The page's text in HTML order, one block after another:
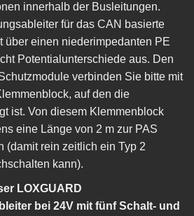
innerhalb der Busleitungen.
für das CAN basierte
über einen niederimpedanten PE
Potentialunterschiede aus. Den
verbinden Sie bitte mit
auf den die
ist. Von diesem Klemmenblock
eine Länge von 2 m zur PAS
(damit rein zeitlich ein Typ 2
kann).
LOXGUARD
bei 24V mit fünf Schalt- und